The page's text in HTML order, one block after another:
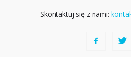
Skontaktuj się z nami: